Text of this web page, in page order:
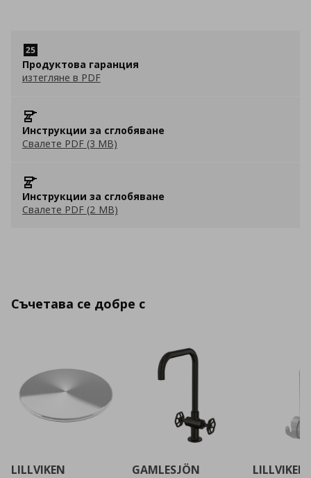
Продуктова гаранция
изтегляне в PDF
Инструкции за сглобяване
Свалете PDF (3 MB)
Инструкции за сглобяване
Свалете PDF (2 MB)
Съчетава се добре с
LILLVIKEN
GAMLESJÖN
LILLVIKEN